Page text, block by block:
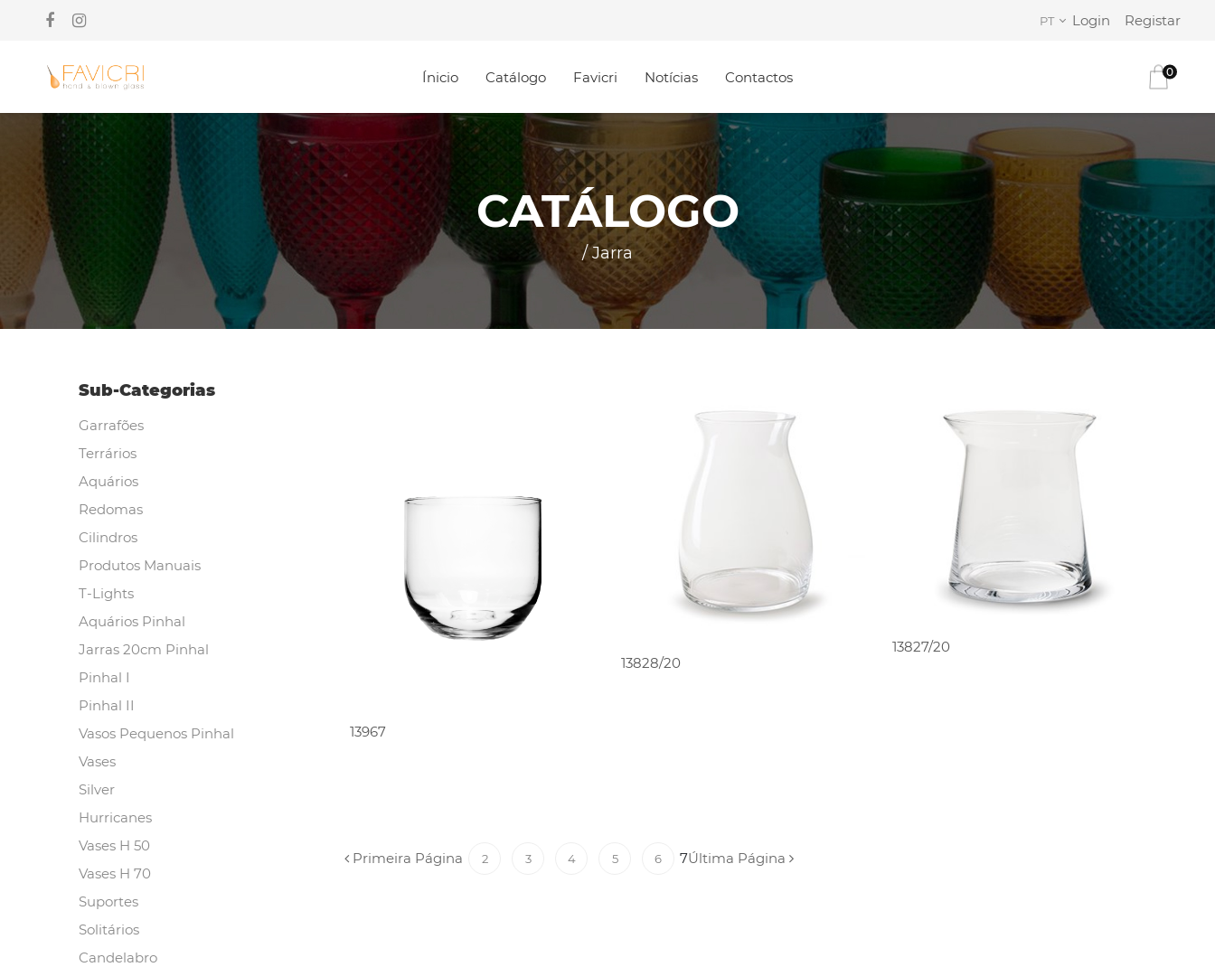
PT Login Registar
Ínicio Catálogo Favicri Notícias Contactos 0
CATÁLOGO
/ Jarra
Sub-Categorias
Garrafões
Terrários
Aquários
Redomas
Cilindros
Produtos Manuais
T-Lights
Aquários Pinhal
Jarras 20cm Pinhal
Pinhal I
Pinhal II
Vasos Pequenos Pinhal
Vases
Silver
Hurricanes
Vases H 50
Vases H 70
Suportes
Solitários
Candelabro
13967
PEDIR ORÇAMENTO
13828/20
PEDIR ORÇAMENTO
13827/20
Primeira Página 2 3 4 5 6 7Última Página